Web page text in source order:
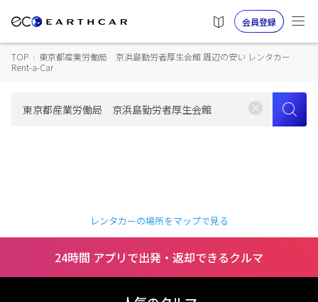
会員登録
TOP › 東京都産業労働局 京浜島勤労者厚生会館 周辺の安い レンタカー
Rent-a-Car
レンタカーの場所をマップで見る
24時間 アプリで出発・返却できるクルマ